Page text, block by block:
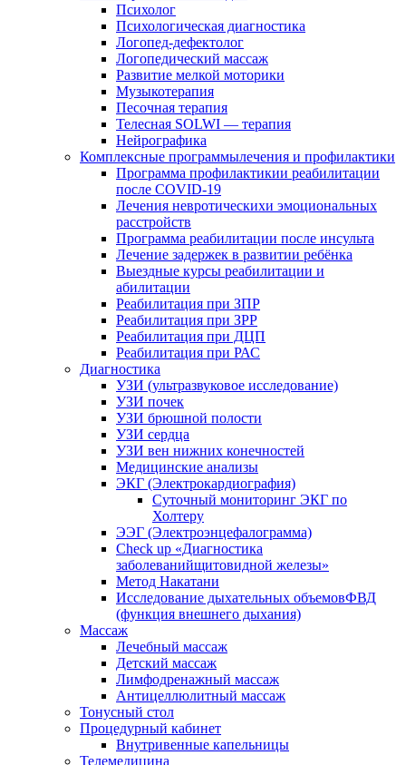
Психолог
Психологическая диагностика
Логопед-дефектолог
Логопедический массаж
Развитие мелкой моторики
Музыкотерапия
Песочная терапия
Телесная SOLWI — терапия
Нейрографика
Комплексные программылечения и профилактики
Программа профилактикии реабилитации
после COVID-19
Лечения невротическихи эмоциональных
расстройств
Программа реабилитации после инсульта
Лечение задержек в развитии ребёнка
Выездные курсы реабилитации и
абилитации
Реабилитация при ЗПР
Реабилитация при ЗРР
Реабилитация при ДЦП
Реабилитация при РАС
Диагностика
УЗИ (ультразвуковое исследование)
УЗИ почек
УЗИ брюшной полости
УЗИ сердца
УЗИ вен нижних конечностей
Медицинские анализы
ЭКГ (Электрокардиография)
Cуточный мониторинг ЭКГ по
Холтеру
ЭЭГ (Электроэнце­фало­грамма)
Check up «Диагностика
заболеванийщитовидной железы»
Метод Накатани
Исследование дыхательных объемовФВД
(функция внешнего дыхания)
Массаж
Лечебный массаж
Детский массаж
Лимфодренажный массаж
Антицеллюлитный массаж
Тонусный стол
Процедурный кабинет
Внутривенные капельницы
Телемедицина